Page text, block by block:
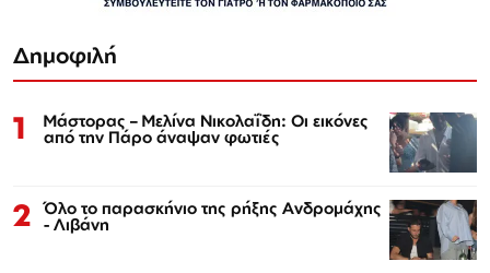
Δημοφιλή
1 Μάστορας – Μελίνα Νικολαΐδη: Οι εικόνες
από την Πάρο άναψαν φωτιές
2 Όλο το παρασκήνιο της ρήξης Ανδρομάχης
- Λιβάνη